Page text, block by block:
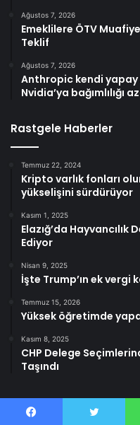
Ağustos 7, 2026
Emeklilere ÖTV
Teklif
Ağustos 7, 2026
Anthropic kendi
Nvidia’ya bağımlılığı
Rastgele Haberler
Temmuz 22, 2024
Kripto varlık fonları
yükselişini sürdürüyor
Kasım 1, 2025
Elazığ’da
Ediyor
Nisan 9, 2025
İşte Trump’ın ek vergi
Temmuz 15, 2026
Yüksek öğretimde
Kasım 8, 2025
CHP Delege
Taşındı